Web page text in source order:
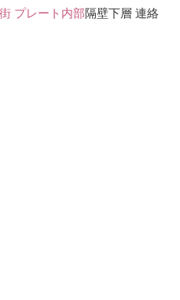
プレート内部隔壁下層 連絡